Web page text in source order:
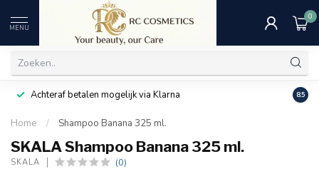
MENU
0
Achteraf betalen mogelijk via Klarna 8.5
Home / Shampoo Banana 325 ml.
SKALA Shampoo Banana 325 ml.
SKALA (0)